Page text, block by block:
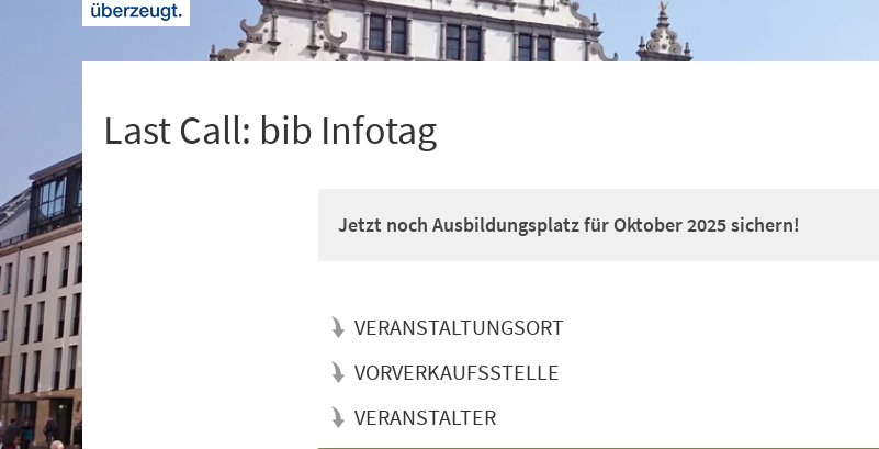
Last Call: bib Infotag
Jetzt noch Ausbildungsplatz für Oktober 2025 sichern!
VERANSTALTUNGSORT
VORVERKAUFSSTELLE
VERANSTALTER